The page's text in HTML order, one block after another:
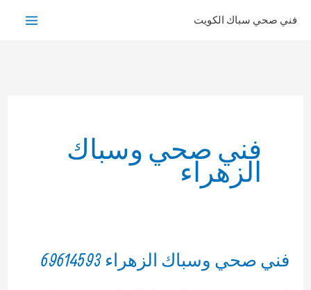
فني صحي سباك الكويت
فني صحي وسباك
الزهراء
فني صحي وسباك الزهراء 69614593